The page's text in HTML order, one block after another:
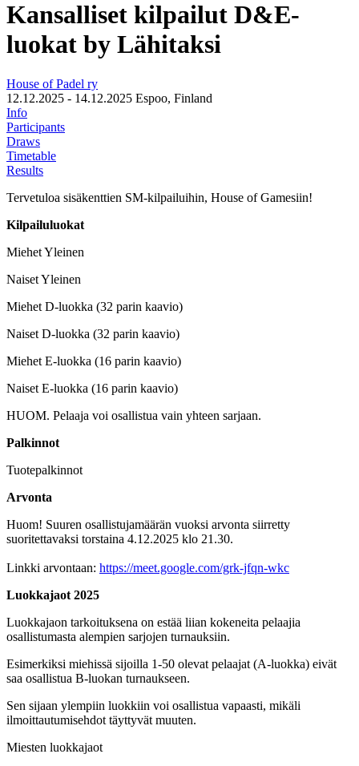
Kansalliset kilpailut D&E-
luokat by Lähitaksi
House of Padel ry
12.12.2025 - 14.12.2025 Espoo, Finland
Info
Participants
Draws
Timetable
Results
Tervetuloa sisäkenttien SM-kilpailuihin, House of Gamesiin!
Kilpailuluokat
Miehet Yleinen
Naiset Yleinen
Miehet D-luokka (32 parin kaavio)
Naiset D-luokka (32 parin kaavio)
Miehet E-luokka (16 parin kaavio)
Naiset E-luokka (16 parin kaavio)
HUOM. Pelaaja voi osallistua vain yhteen sarjaan.
Palkinnot
Tuotepalkinnot
Arvonta
Huom! Suuren osallistujamäärän vuoksi arvonta siirretty
suoritettavaksi torstaina 4.12.2025 klo 21.30.
Linkki arvontaan: https://meet.google.com/grk-jfqn-wkc
Luokkajaot 2025
Luokkajaon tarkoituksena on estää liian kokeneita pelaajia
osallistumasta alempien sarjojen turnauksiin.
Esimerkiksi miehissä sijoilla 1-50 olevat pelaajat (A-luokka) eivät
saa osallistua B-luokan turnaukseen.
Sen sijaan ylempiin luokkiin voi osallistua vapaasti, mikäli
ilmoittautumisehdot täyttyvät muuten.
Miesten luokkajaot